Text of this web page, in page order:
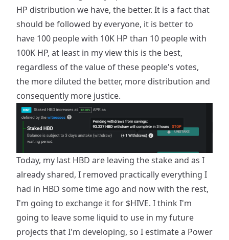
HP distribution we have, the better. It is a fact that
should be followed by everyone, it is better to
have 100 people with 10K HP than 10 people with
100K HP, at least in my view this is the best,
regardless of the value of these people's votes,
the more diluted the better, more distribution and
consequently more justice.
Today, my last HBD are leaving the stake and as I
already shared, I removed practically everything I
had in HBD some time ago and now with the rest,
I'm going to exchange it for $HIVE. I think I'm
going to leave some liquid to use in my future
projects that I'm developing, so I estimate a Power